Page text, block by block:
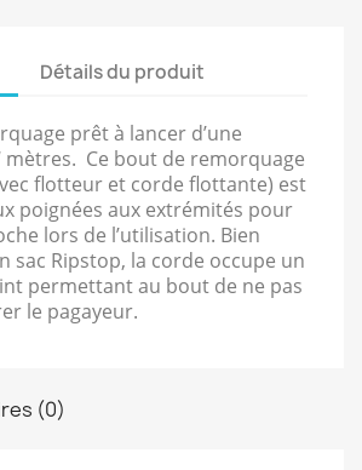
Détails du produit
prêt à lancer d’une
mètres. Ce bout de remorquage
flotteur et corde flottante) est
poignées aux extrémités pour
lors de l’utilisation. Bien
sac Ripstop, la corde occupe un
permettant au bout de ne pas
le pagayeur.
(0)